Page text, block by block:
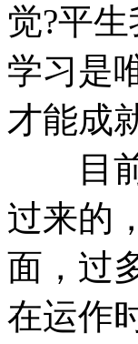
觉?平
学习是
才能成
目前
过来的
面，过
在运作